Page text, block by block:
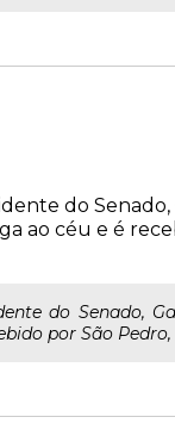
do
ao céu e é
do Senado,
por São